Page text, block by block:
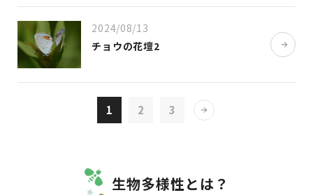
2024/08/13
チョウの花壇2
1 2 3
生物多様性とは？